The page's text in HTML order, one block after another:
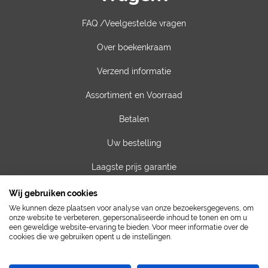
FAQ /Veelgestelde vragen
Over boekenkraam
Verzend informatie
Assortiment en Voorraad
Betalen
Uw bestelling
Laagste prijs garantie
Privacy van gegevens
Algemene voorwaarden
Contact
Vacatures
Wij gebruiken cookies
We kunnen deze plaatsen voor analyse van onze bezoekersgegevens, om
onze website te verbeteren, gepersonaliseerde inhoud te tonen en om u
een geweldige website-ervaring te bieden. Voor meer informatie over de
cookies die we gebruiken opent u de instellingen.